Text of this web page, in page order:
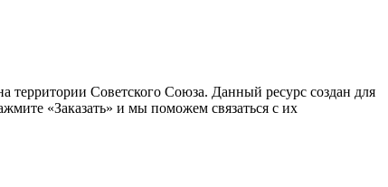
Советского Союза. Данный ресурс создан для
«Заказать» и мы поможем связаться с их